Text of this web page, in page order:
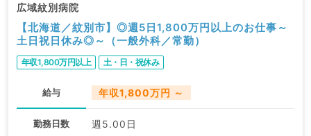
広域紋別病院
【北海道／紋別市】◎週5日1,800万円以上のお仕事～
土日祝日休み◎～（一般外科／常勤）
年収1,800万円以上 土・日・祝休み
給与 年収1,800万円 ～
勤務日数 週5.00日